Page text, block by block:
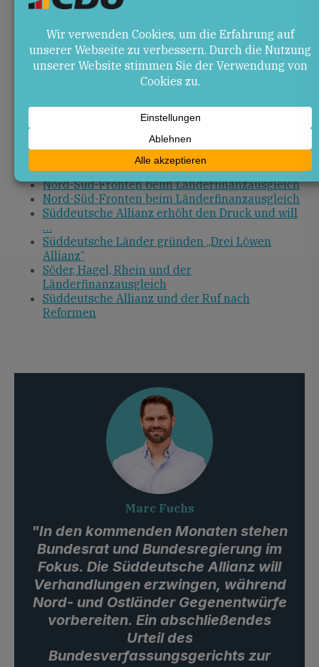
Bundesverfassungsgerichts zur Erbschaftssteuer
wird weiteren Druck bringen. Rheinland-Pfalz muss
seine Interessen wahren, um ausreichende Mittel für
Bildung und Infrastruktur zu sichern.
Länderfinanzausgleich wächst auf 20 Milliarden
Süddeutsche Allianz und der Ruf nach
Reformen
Nord-Süd-Fronten beim Länderfinanzausgleich
Nord-Süd-Fronten beim Länderfinanzausgleich
Süddeutsche Allianz erhöht den Druck und will
…
Süddeutsche Länder gründen „Drei Löwen
Allianz“
Söder, Hagel, Rhein und der
Länderfinanzausgleich
Süddeutsche Allianz und der Ruf nach
Reformen
Marc Fuchs
"In den kommenden Monaten stehen
Bundesrat und Bundesregierung im
Fokus. Die Süddeutsche Allianz will
Verhandlungen erzwingen, während
Nord- und Ostländer Gegenentwürfe
vorbereiten. Ein abschließendes
Urteil des
Bundesverfassungsgerichts zur